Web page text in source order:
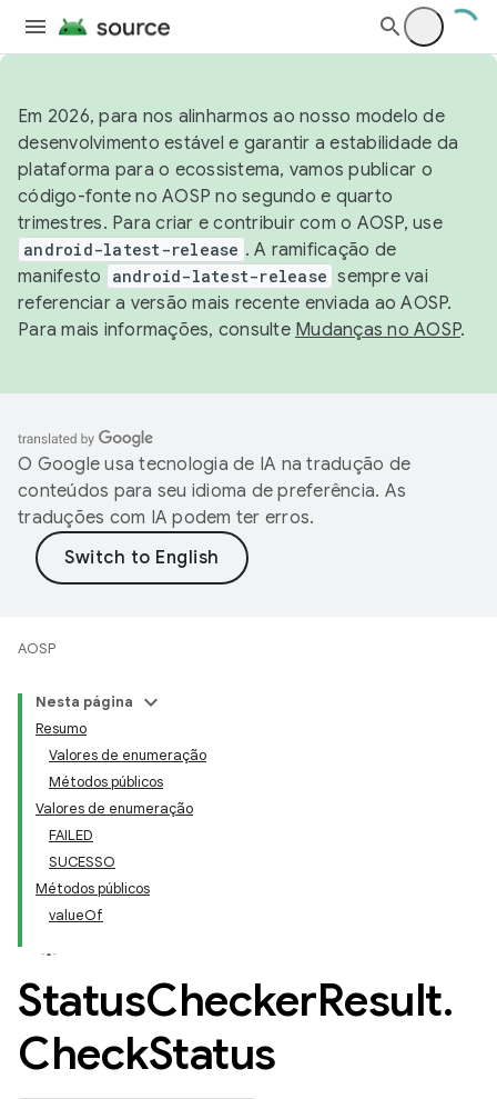
Em 2026, para nos alinharmos ao nosso modelo de
desenvolvimento estável e garantir a estabilidade da
plataforma para o ecossistema, vamos publicar o
código-fonte no AOSP no segundo e quarto
trimestres. Para criar e contribuir com o AOSP, use
android-latest-release . A ramificação de
manifesto
android-latest-release sempre vai
referenciar a versão mais recente enviada ao AOSP.
Para mais informações, consulte Mudanças no AOSP.
O Google usa tecnologia de IA na tradução de
conteúdos para seu idioma de preferência. As
traduções com IA podem ter erros.
AOSP
Nesta página
Resumo
Valores de enumeração
Métodos públicos
Valores de enumeração
FAILED
SUCESSO
Métodos públicos
valueOf
StatusCheckerResult.
CheckStatus